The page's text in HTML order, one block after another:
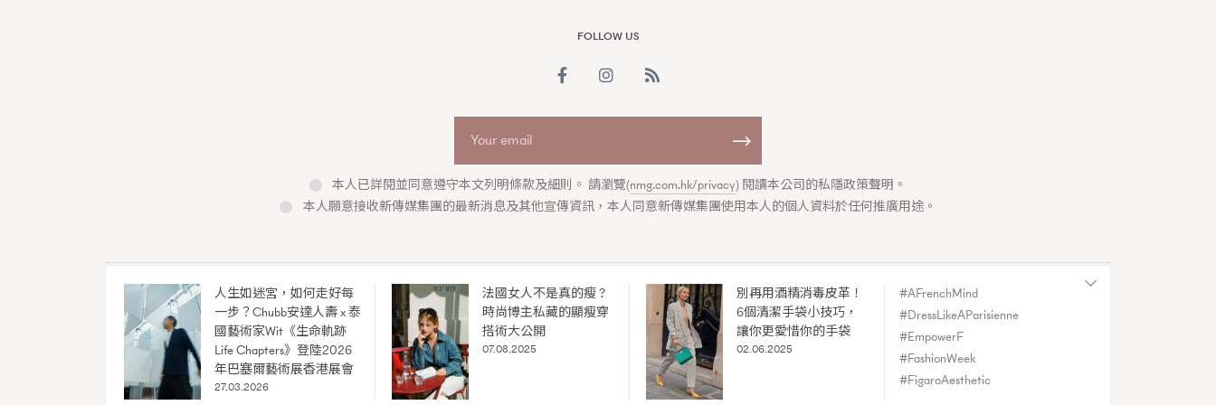
本人已詳閱並同意遵守本文列明條款及細則。 請瀏覽(nmg.com.hk/privacy) 閱讀本
本人的個人資料於任何推廣用途。
FOLLOW US
本人已詳閱並同意遵守本文列明條款及細則。 請瀏覽(nmg.com.hk/privacy) 閱讀本公司的私隱政策聲明。
本人願意接收新傳媒集團的最新消息及其他宣傳資訊，本人同意新傳媒集團使用本人的個人資料於任何推廣用途。
ABOUT US COLLABORATION OPPORTUNITY DISCLAIMER
PRIVACY
New Media Group
| Madame Figaro editions: France Greece | Japan | Portugal |
Spain
Madame Figaro Hong Kong is published by
by exclusive agreement with Société du Figaro.
. All rights reserved.
人生如迷宮，如何走好每
一步？Chubb安達人壽 x 泰
國藝術家Wit《生命軌跡
Life Chapters》登陸2026
年巴塞爾藝術展香港展會
27.03.2026
法國女人不是真的瘦 ?
時尚博主私藏的顯瘦穿
搭術大公開
07.08.2025
別再用酒精消毒皮革！
6個清潔手袋小技巧，
讓你更愛惜你的手袋
02.06.2025
AFrenchMind
DressLikeAParisienne
EmpowerF
FashionWeek
FigaroAesthetic